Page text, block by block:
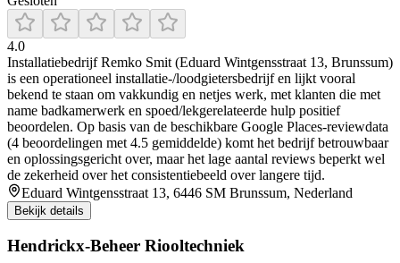
4.0
Installatiebedrijf Remko Smit (Eduard Wintgensstraat 13, Brunssum)
is een operationeel installatie-/loodgietersbedrijf en lijkt vooral
bekend te staan om vakkundig en netjes werk, met klanten die met
name badkamerwerk en spoed/lekgerelateerde hulp positief
beoordelen. Op basis van de beschikbare Google Places-reviewdata
(4 beoordelingen met 4.5 gemiddelde) komt het bedrijf betrouwbaar
en oplossingsgericht over, maar het lage aantal reviews beperkt wel
de zekerheid over het consistentiebeeld over langere tijd.
Eduard Wintgensstraat 13, 6446 SM Brunssum, Nederland
Bekijk details
Hendrickx-Beheer Riooltechniek